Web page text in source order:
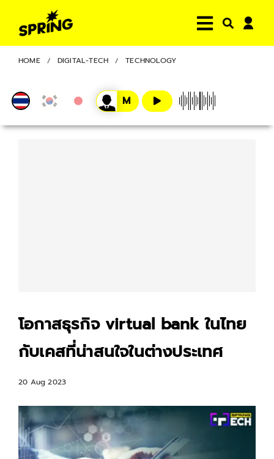
HOME DIGITAL-TECH TECHNOLOGY
โอกาสธุรกิจ virtual bank ในไทย
กับเคสที่น่าสนใจในต่างประเทศ
20 Aug 2023